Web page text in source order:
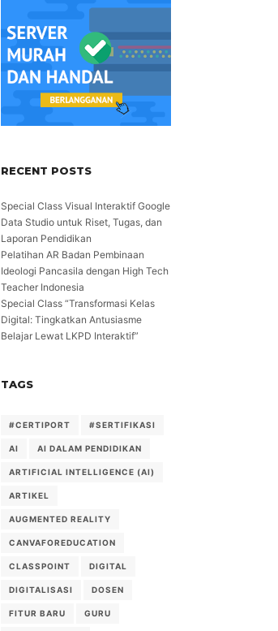
RECENT POSTS
Special Class Visual Interaktif Google
Data Studio untuk Riset, Tugas, dan
Laporan Pendidikan
Pelatihan AR Badan Pembinaan
Ideologi Pancasila dengan High Tech
Teacher Indonesia
Special Class “Transformasi Kelas
Digital: Tingkatkan Antusiasme
Belajar Lewat LKPD Interaktif”
TAGS
#CERTIPORT #SERTIFIKASI
AI AI DALAM PENDIDIKAN
ARTIFICIAL INTELLIGENCE (AI)
ARTIKEL
AUGMENTED REALITY
CANVAFOREDUCATION
CLASSPOINT DIGITAL
DIGITALISASI DOSEN
FITUR BARU GURU